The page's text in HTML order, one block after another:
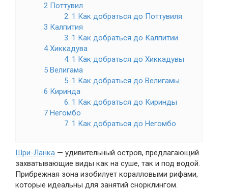
2 Поттувил
2. 1 Как добраться до Поттувиля
3 Калпития
3. 1 Как добраться до Калпитии
4 Хиккадува
4. 1 Как добраться до Хиккадувы
5 Велигама
5. 1 Как добраться до Велигамы
6 Киринда
6. 1 Как добраться до Киринды
7 Негомбо
7. 1 Как добраться до Негомбо
Шри-Ланка — удивительный остров, предлагающий
захватывающие виды как на суше, так и под водой.
Прибрежная зона изобилует коралловыми рифами,
которые идеальны для занятий снорклингом.